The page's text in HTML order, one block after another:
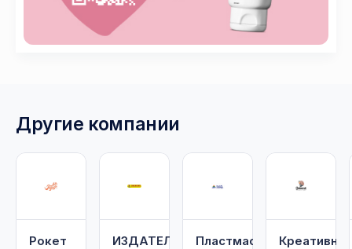
Другие компании
Рокет
ИЗДАТЕЛЬСТВОПластмастер Креативная